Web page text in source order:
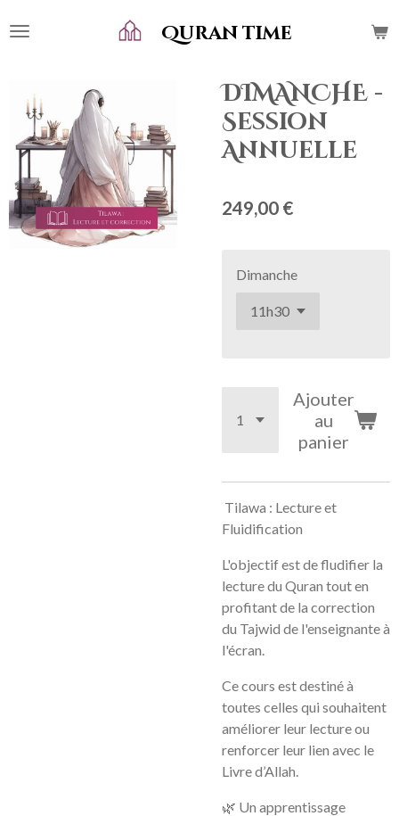
au
Quran time
DIMANCHE -
Session
Annuelle
249,00 €
Dimanche
Ajouter
au
panier
Tilawa : Lecture et
Fluidification
L'objectif est de fludifier la
lecture du Quran tout en
profitant de la correction
du Tajwid de l'enseignante à
l'écran.
Ce cours est destiné à
toutes celles qui souhaitent
améliorer leur lecture ou
renforcer leur lien avec le
Livre d’Allah.
🌿 Un apprentissage